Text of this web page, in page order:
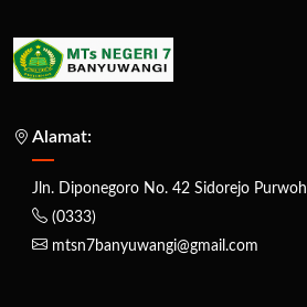
Alamat:
Jln. Diponegoro No. 42 Sidorejo
(0333)
mtsn7banyuwangi@gmail.com